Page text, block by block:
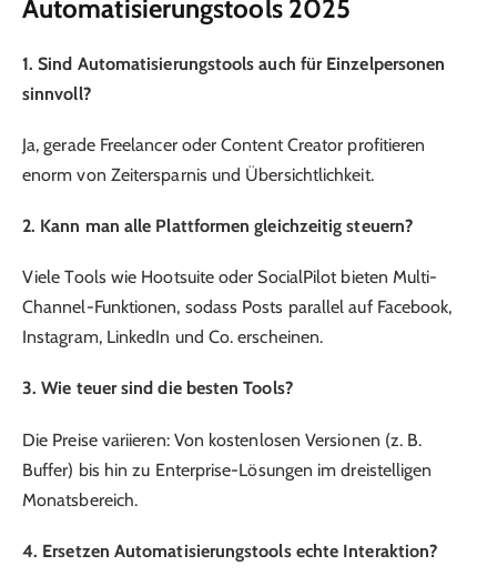
Automatisierungstools 2025
1. Sind Automatisierungstools auch für Einzelpersonen
sinnvoll?
Ja, gerade Freelancer oder Content Creator profitieren
enorm von Zeitersparnis und Übersichtlichkeit.
2. Kann man alle Plattformen gleichzeitig steuern?
Viele Tools wie Hootsuite oder SocialPilot bieten Multi-
Channel-Funktionen, sodass Posts parallel auf Facebook,
Instagram, LinkedIn und Co. erscheinen.
3. Wie teuer sind die besten Tools?
Die Preise variieren: Von kostenlosen Versionen (z. B.
Buffer) bis hin zu Enterprise-Lösungen im dreistelligen
Monatsbereich.
4. Ersetzen Automatisierungstools echte Interaktion?